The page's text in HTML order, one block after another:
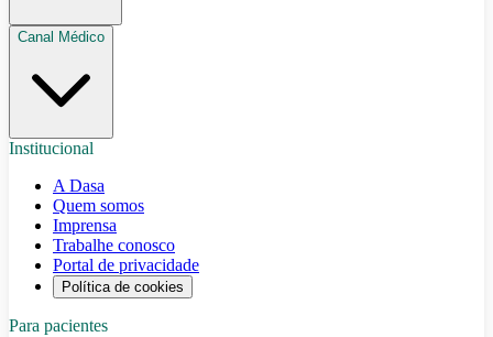
Canal Médico
Institucional
A Dasa
Quem somos
Imprensa
Trabalhe conosco
Portal de privacidade
Política de cookies
Para pacientes